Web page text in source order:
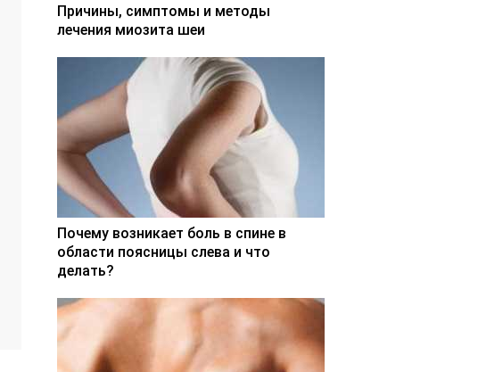
Причины, симптомы и методы
лечения миозита шеи
Почему возникает боль в спине в
области поясницы слева и что
делать?